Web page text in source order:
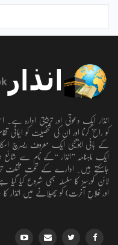
انذار ایک دعوتی اور تربیتی ادارہ
کو راسخ کرنا اور ان کی شخصیت کو
کے بانی ابویحییٰ ایک معروف ریسرچ
ایک ماہنامہ ’’انذار ‘‘کے نام سے
جاسکتے ہیں۔ ادارے کے تحت مختلف
لائن کورسز کا سلسلہ بھی شروع کیا گیا
اور فلاحِ آخرت) کو پھیلانے میں انذار کا